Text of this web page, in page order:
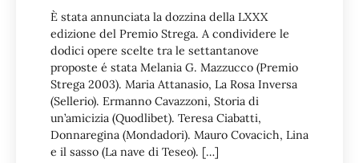
È stata annunciata la dozzina della LXXX
edizione del Premio Strega. A condividere le
dodici opere scelte tra le settantanove
proposte é stata Melania G. Mazzucco (Premio
Strega 2003). Maria Attanasio, La Rosa Inversa
(Sellerio). Ermanno Cavazzoni, Storia di
un’amicizia (Quodlibet). Teresa Ciabatti,
Donnaregina (Mondadori). Mauro Covacich, Lina
e il sasso (La nave di Teseo). […]